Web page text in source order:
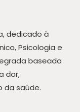
dedicado à
Psicologia e
baseada
dor,
da saúde.